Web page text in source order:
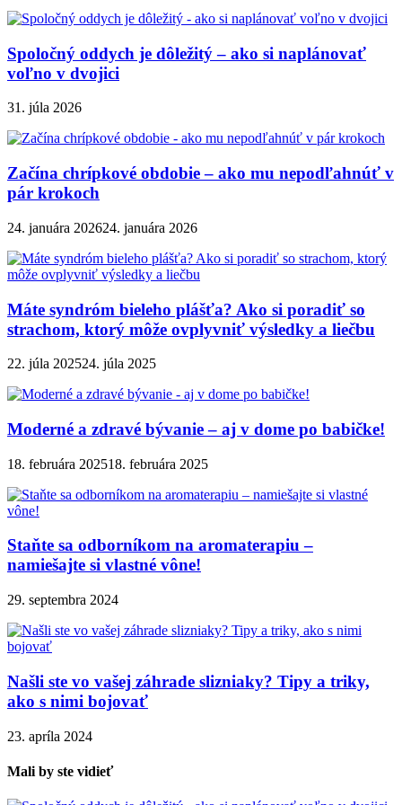
Spoločný oddych je dôležitý – ako si naplánovať
voľno v dvojici
31. júla 2026
Začína chrípkové obdobie – ako mu nepodľahnúť v
pár krokoch
24. januára 202624. januára 2026
Máte syndróm bieleho plášťa? Ako si poradiť so
strachom, ktorý môže ovplyvniť výsledky a liečbu
22. júla 202524. júla 2025
Moderné a zdravé bývanie – aj v dome po babičke!
18. februára 202518. februára 2025
Staňte sa odborníkom na aromaterapiu –
namiešajte si vlastné vône!
29. septembra 2024
Našli ste vo vašej záhrade slizniaky? Tipy a triky,
ako s nimi bojovať
23. apríla 2024
Mali by ste vidieť